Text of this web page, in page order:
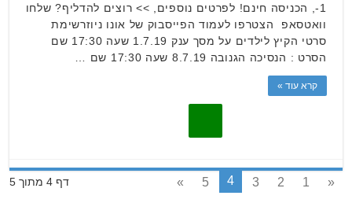
1-, הכניסה חינם! לפרטים נוספים, >> רוצים להדליף? שלחו
וואטסאפ הצטרפו לעמוד הפייסבוק של אונו ניוזרשימת
סרטי הקיץ לילדים על מסך ענק 1.7.19 שעה 17:30 שם
הסרט : הנסיכה הגנובה 8.7.19 שעה 17:30 שם …
קרא עוד »
דף 4 מתוך 5 «
1
2
3
4
5
»